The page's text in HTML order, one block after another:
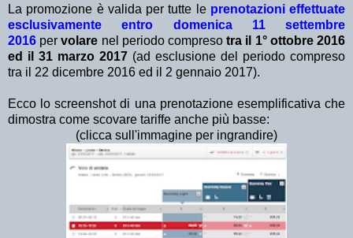
La promozione è valida per tutte le prenotazioni effettuate
esclusivamente entro domenica 11 settembre
2016 pervolare nel periodo compresotra il 1° ottobre 2016
ed il 31 marzo 2017 (ad esclusione del periodo compreso
tra il 22 dicembre 2016 ed il 2 gennaio 2017).
Ecco lo screenshot di una prenotazione esemplificativa che
dimostra come scovare tariffe anche più basse:
(clicca sull'immagine per ingrandire)